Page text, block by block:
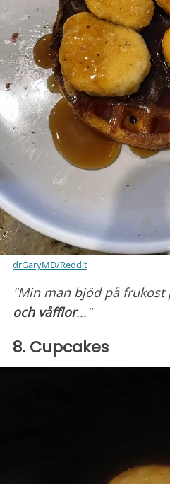
drGaryMD/Reddit
"Min man bjöd på frukost
och våfflor..."
8. Cupcakes